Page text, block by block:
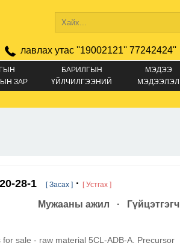
лавлах утас ''19002121'' 77242424''
ЗАР
БАРИЛГЫН
ҮЙЛЧИЛГЭЭНИЙ
МЭДЭЭ
МЭДЭЭЛЭЛ
28-1 [ Засах ] · [ Устгах ]
Мужааны ажил · Гүйцэтгэгч
sale - raw material 5CL-ADB-A. Precursor